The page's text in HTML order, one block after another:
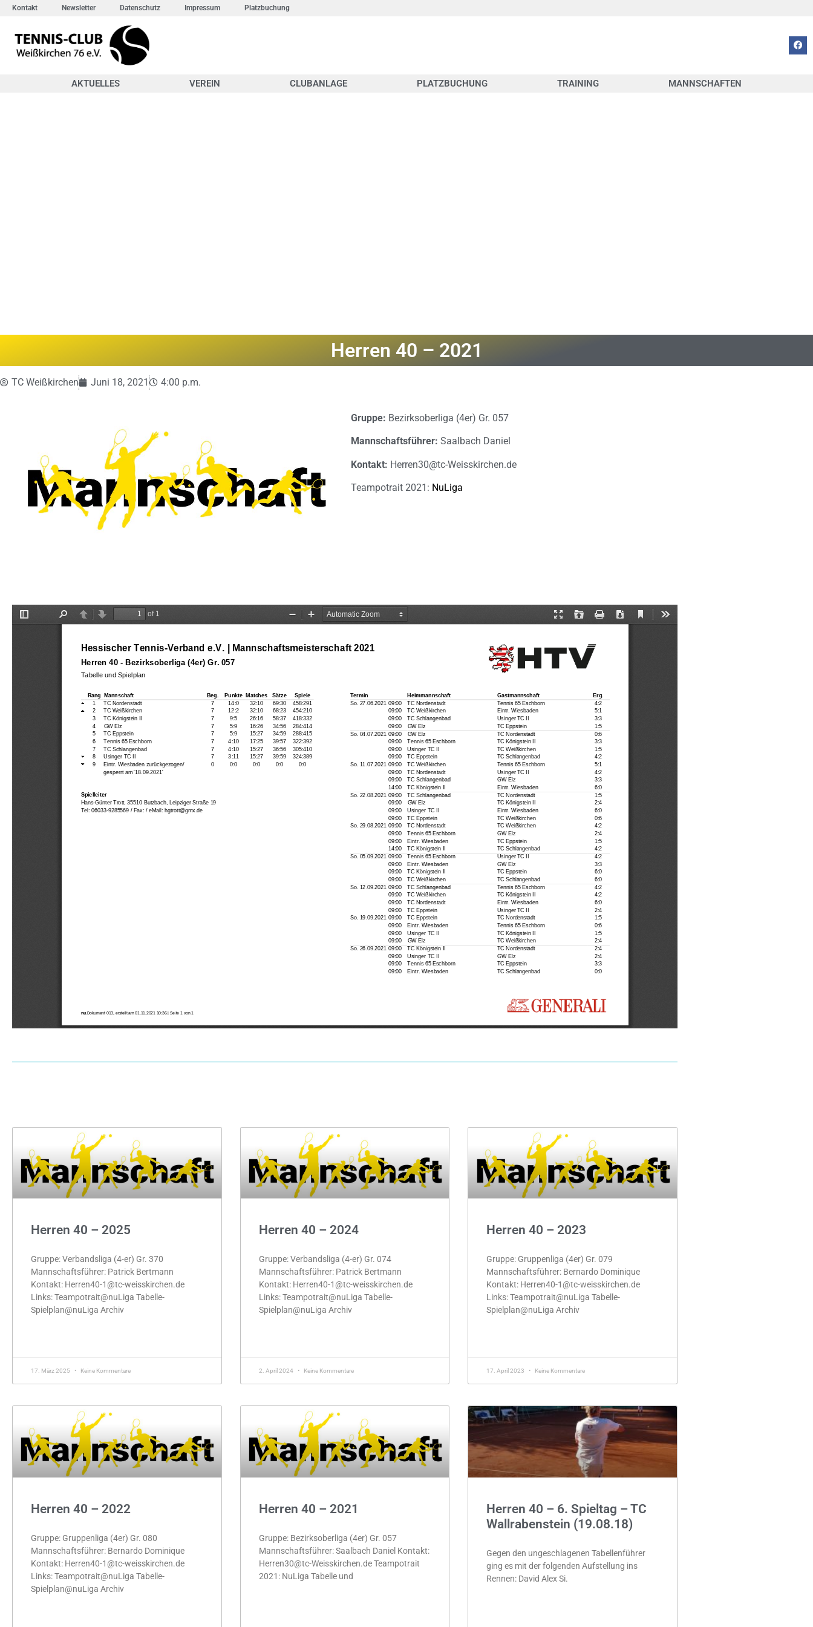
Kontakt Newsletter Datenschutz Impressum Platzbuchung
AKTUELLES VEREIN CLUBANLAGE PLATZBUCHUNG TRAINING MANNSCHAFTEN
Herren 40 – 2021
TC Weißkirchen Juni 18, 2021 4:00 p.m.
Gruppe: Bezirksoberliga (4er) Gr. 057
Mannschaftsführer: Saalbach Daniel
Kontakt: Herren30@tc-Weisskirchen.de
Teampotrait 2021: NuLiga
Herren 40 – 2025
Gruppe: Verbandsliga (4-er) Gr. 370
Mannschaftsführer: Patrick Bertmann
Kontakt: Herren40-1@tc-weisskirchen.de
Links: Teampotrait@nuLiga Tabelle-
Spielplan@nuLiga Archiv
17. März 2025 Keine Kommentare
Herren 40 – 2024
Gruppe: Verbandsliga (4-er) Gr. 074
Mannschaftsführer: Patrick Bertmann
Kontakt: Herren40-1@tc-weisskirchen.de
Links: Teampotrait@nuLiga Tabelle-
Spielplan@nuLiga Archiv
2. April 2024 Keine Kommentare
Herren 40 – 2023
Gruppe: Gruppenliga (4er) Gr. 079
Mannschaftsführer: Bernardo Dominique
Kontakt: Herren40-1@tc-weisskirchen.de
Links: Teampotrait@nuLiga Tabelle-
Spielplan@nuLiga Archiv
17. April 2023 Keine Kommentare
Herren 40 – 2022
Gruppe: Gruppenliga (4er) Gr. 080
Mannschaftsführer: Bernardo Dominique
Kontakt: Herren40-1@tc-weisskirchen.de
Links: Teampotrait@nuLiga Tabelle-
Spielplan@nuLiga Archiv
Herren 40 – 2021
Gruppe: Bezirksoberliga (4er) Gr. 057
Mannschaftsführer: Saalbach Daniel Kontakt:
Herren30@tc-Weisskirchen.de Teampotrait
2021: NuLiga Tabelle und
Herren 40 – 6. Spieltag – TC
Wallrabenstein (19.08.18)
Gegen den ungeschlagenen Tabellenführer
ging es mit der folgenden Aufstellung ins
Rennen: David Alex Si.